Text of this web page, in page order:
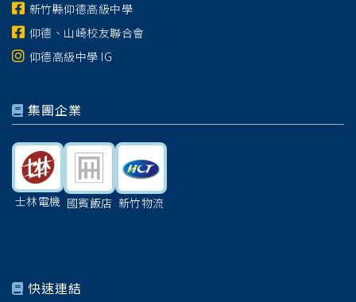
新竹縣仰德高級中學
仰德、山崎校友聯合會
仰德高級中學 IG
集團企業
士林電機 國賓飯店 新竹物流
快速連結